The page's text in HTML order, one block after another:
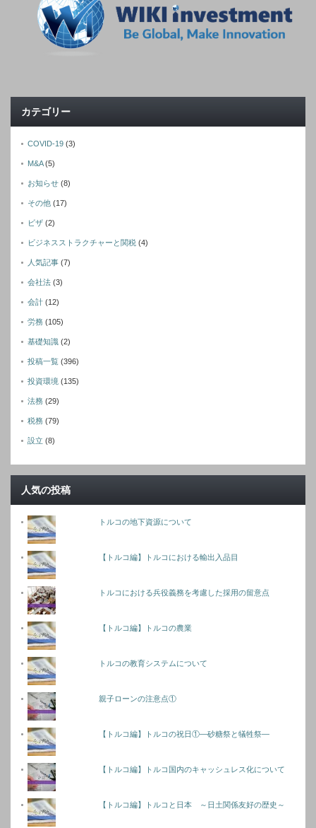
カテゴリー
COVID-19 (3)
M&A(5)
お知らせ (8)
その他 (17)
ビザ (2)
ビジネスストラクチャーと関税 (4)
人気記事 (7)
会社法 (3)
会計 (12)
労務 (105)
基礎知識 (2)
投稿一覧 (396)
投資環境 (135)
法務 (29)
税務 (79)
設立 (8)
人気の投稿
トルコの地下資源について
【トルコ編】トルコにおける輸出入品目
トルコにおける兵役義務を考慮した採用の留意点
【トルコ編】トルコの農業
トルコの教育システムについて
親子ローンの注意点①
【トルコ編】トルコの祝日①―砂糖祭と犠牲祭―
【トルコ編】トルコ国内のキャッシュレス化について
【トルコ編】トルコと日本 ～日土関係友好の歴史～